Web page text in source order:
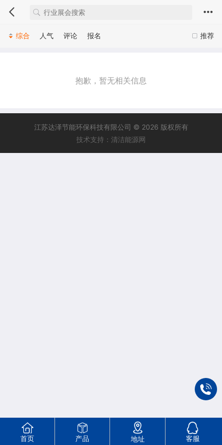
推荐
综合 人气 评论 报名
抱歉，暂无相关信息
江苏达泽节能环保科技有限公司 © 2026 版权所有
技术支持：清洁能源网
首页 产品 地址 客服